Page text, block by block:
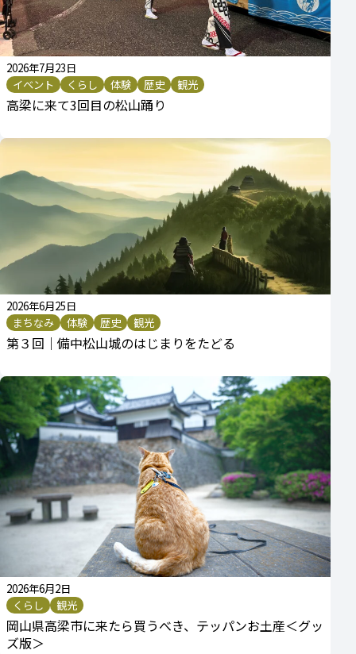
2026年7月23日
イベント
くらし 体験 歴史 観光
高梁に来て3回目の松山踊り
2026年6月25日
まちなみ
体験 歴史 観光
第３回｜備中松山城のはじまりをたどる
2026年6月2日
くらし
観光
岡山県高梁市に来たら買うべき、テッパンお土産＜グッ
ズ版＞